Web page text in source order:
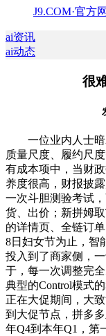
J9.COM·官方
ai资讯
ai动态
很
一位业内人士暗
质量尺度、履约尺
有成本项中，当财
养度很高，财报披
一次斗胆测验考试
货、出价；新拼姆
的详情页、全链订
8日妇女节为止，智
投入到了商家侧，
于，每一次调整完
典型的Control模式
正在大促期间，大
到大促节点，拼多
年Q4到本年Q1，第